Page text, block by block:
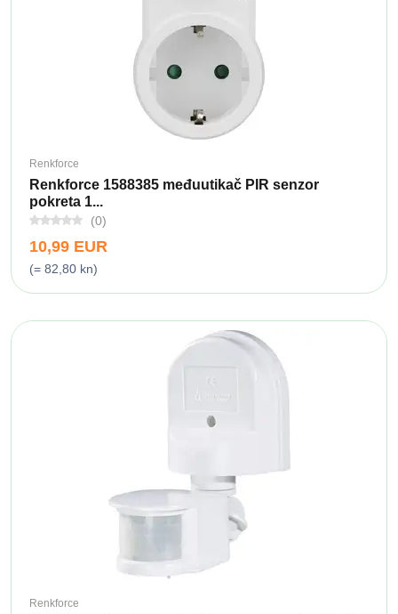
Renkforce
Renkforce 1588385 međuutikač PIR senzor
pokreta 1...
(0)
10,99 EUR
(= 82,80 kn)
Renkforce